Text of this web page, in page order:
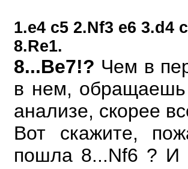
1.e4 c5 2.Nf3 e6 3.d4
8.Re1.
8...Be7!? Чем в
в нем, обращаешь
анализе, скорее
Вот скажите,
пошла 8...Nf6 ? И